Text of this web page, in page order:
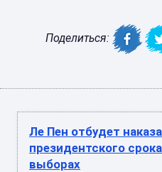
Поделиться:
Ле Пен отбудет
президентского
выборах